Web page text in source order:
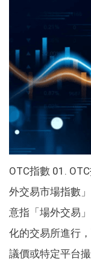
OTC指數 01.
外交易市場指數
意指「場外交易
化的交易所進行
議價或特定平台